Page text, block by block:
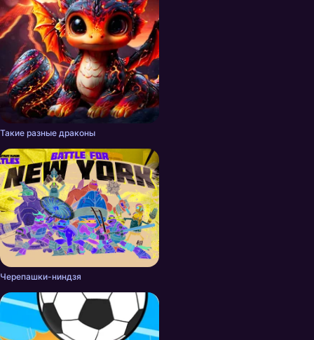
Такие разные драконы
Черепашки-ниндзя